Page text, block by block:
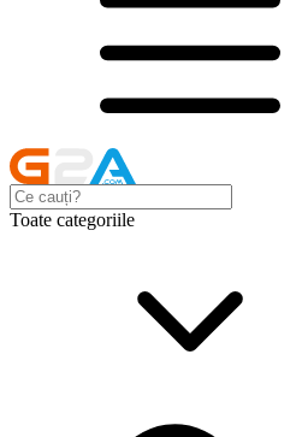
Toate categoriile